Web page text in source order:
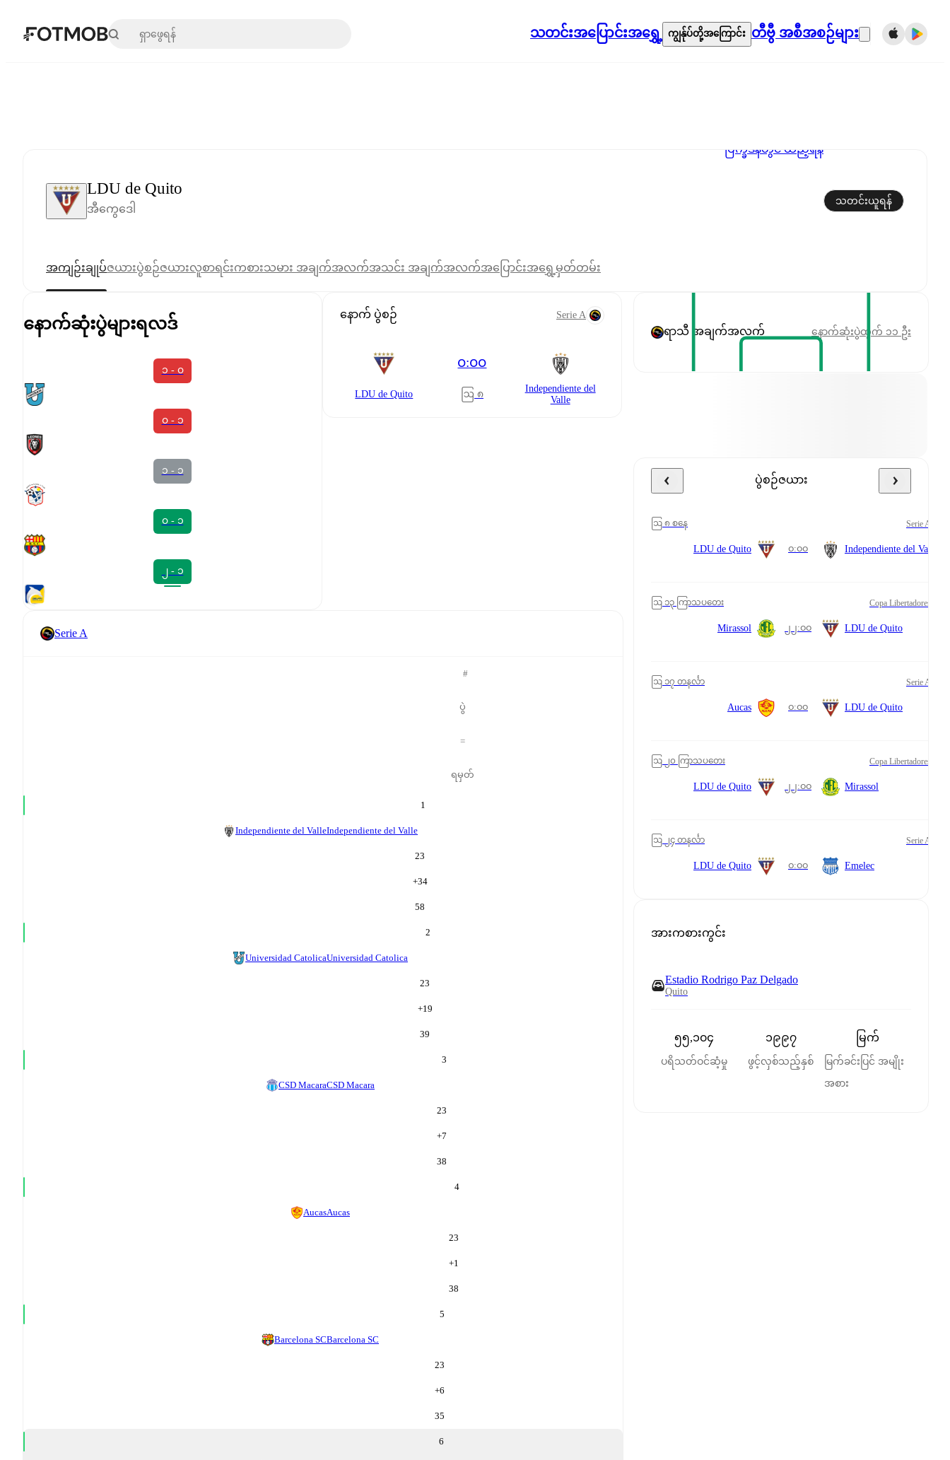
အဓိကအကြောင်းအရာသို့ ကျော်သွားရန် သတင်းအပြောင်းအရွှေ့ ကျွန်ုပ်တို့အကြောင်း တီဗွီ အစီအစဉ်များ
LDU de Quito
အီကွေဒေါ
ပြက္ခဒိန်တွင် ထည့်ရန်
သတင်းယူရန်
အကျဉ်းချုပ်ဇယားပွဲစဉ်ဇယားလူစာရင်းကစားသမား အချက်အလက်အသင်း အချက်အလက်အပြောင်းအရွှေ့ မှတ်တမ်း
နောက်ဆုံးပွဲများရလဒ်
၁ - ၀
၀ - ၁
၁ - ၁
၀ - ၁
၂ - ၁
နောက် ပွဲစဉ် Serie A
LDU de Quito
၀:၀၀
ဩ ၈
Independiente del
Valle
Serie A
#
ပွဲ
=
ရမှတ်
1
Independiente del ValleIndependiente del Valle
23
+34
58
2
Universidad CatolicaUniversidad Catolica
23
+19
39
3
CSD MacaraCSD Macara
23
+7
38
4
AucasAucas
23
+1
38
5
Barcelona SCBarcelona SC
23
+6
35
6
ရာသီ အချက်အလက် နောက်ဆုံးပွဲထွက် ၁၁ ဦး
ပွဲစဉ်ဇယား
ဩ ၈ စနေ Serie A
LDU de Quito ၀:၀၀ Independiente del Valle
ဩ ၁၃ ကြာသပတေး Copa Libertadores
Mirassol ၂၂:၀၀ LDU de Quito
ဩ ၁၇ တနင်္လာ Serie A
Aucas ၀:၀၀ LDU de Quito
ဩ ၂၀ ကြာသပတေး Copa Libertadores
LDU de Quito ၂၂:၀၀ Mirassol
ဩ ၂၄ တနင်္လာ Serie A
LDU de Quito ၀:၀၀ Emelec
အားကစားကွင်း
Estadio Rodrigo Paz Delgado
Quito
၅၅,၁၀၄
ပရိသတ်ဝင်ဆံ့မှု
၁၉၉၇
ဖွင့်လှစ်သည့်နှစ်
မြက်
မြက်ခင်းပြင် အမျိုး
အစား